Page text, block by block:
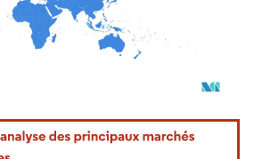
La réutilisation nécessite une attribution sous CC BY